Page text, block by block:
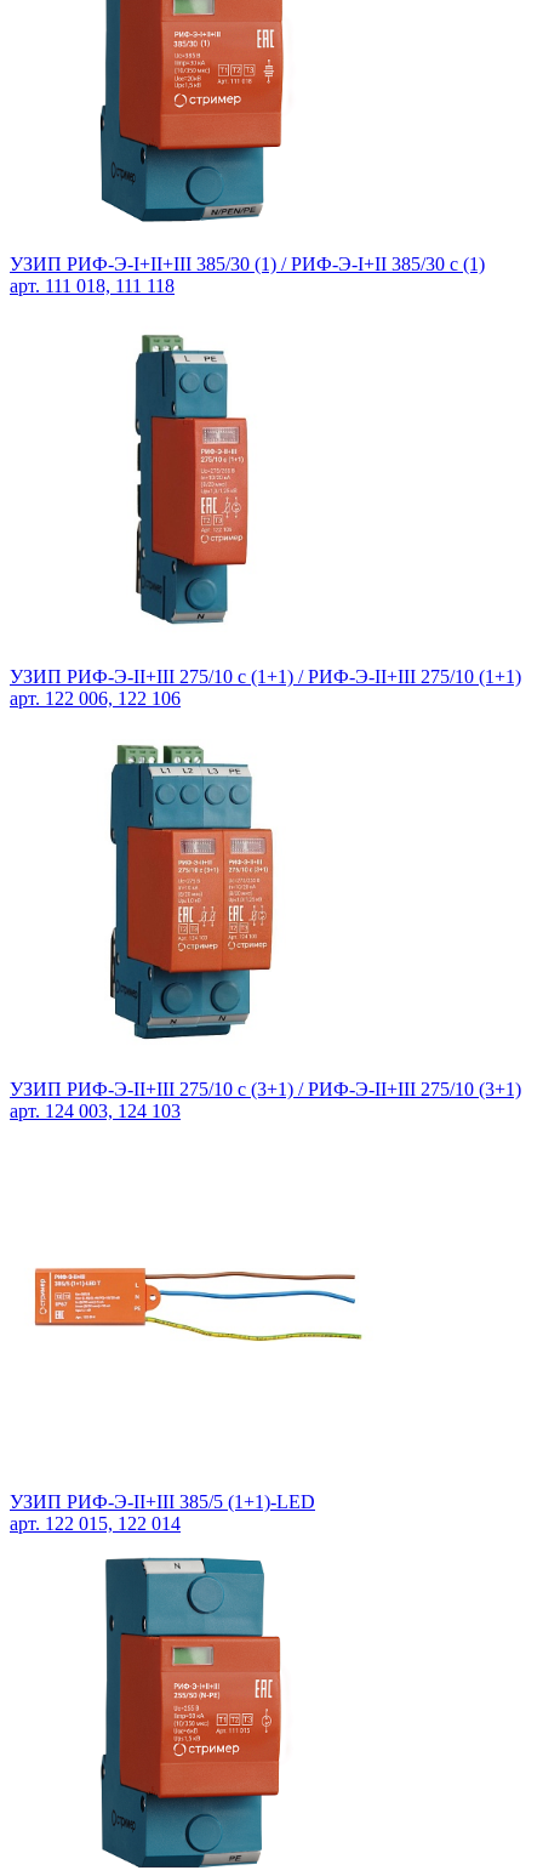
УЗИП РИФ-Э-I+II+III 385/30 (1) / РИФ-Э-I+II 385/30 с (1)
арт. 111 018, 111 118
УЗИП РИФ-Э-II+III 275/10 с (1+1) / РИФ-Э-II+III 275/10 (1+1)
арт. 122 006, 122 106
УЗИП РИФ-Э-II+III 275/10 с (3+1) / РИФ-Э-II+III 275/10 (3+1)
арт. 124 003, 124 103
УЗИП РИФ-Э-II+III 385/5 (1+1)-LED
арт. 122 015, 122 014